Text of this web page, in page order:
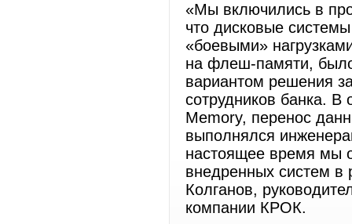
«Мы включились в
что дисковые
«боевыми»
на флеш-памяти,
вариантом решения
сотрудников банка.
Memory, перенос
выполнялся
настоящее время мы
внедренных систем в
Колганов,
компании КРОК.